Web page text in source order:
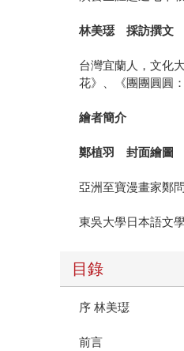
林美璱 採訪撰文
台灣宜蘭人，文化
花》、《團團圓圓
繪者簡介
鄭植羽 封面繪圖
亞洲至寶漫畫家鄭
東吳大學日本語文
目錄
序 林美璱
前言